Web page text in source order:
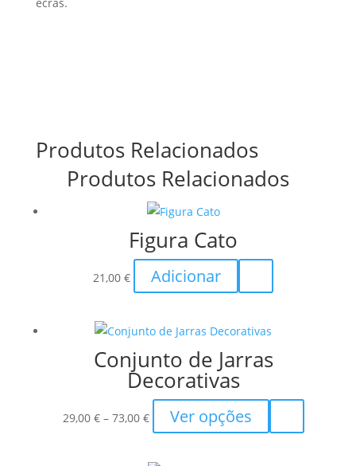
Produtos Relacionados
Produtos Relacionados
Figura Cato
21,00€ Adicionar
Conjunto de Jarras
Decorativas
29,00 € – 73,00 €Price
range:
Ver opções
product